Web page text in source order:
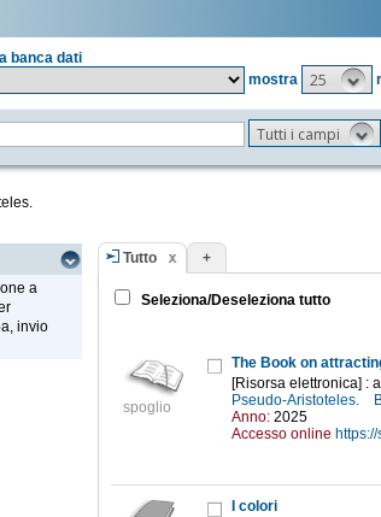
banca dati
mostra
25
Tutti i campi
a
invio
Tutto +
Seleziona/Deseleziona tutto
spoglio
The Book on
[Risorsa elettronica] :
Pseudo-Aristoteles.
Anno: 2025
Accesso online
I colori